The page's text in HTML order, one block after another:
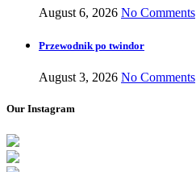
August 6, 2026 No Comments
Przewodnik po twindor
August 3, 2026 No Comments
Our Instagram